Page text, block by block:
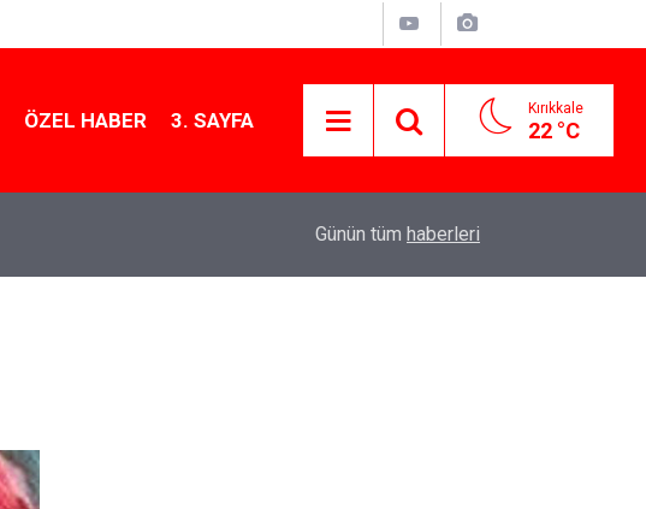
ÖZEL HABER 3. SAYFA Kırıkkale
22 °C
Günün tüm haberleri